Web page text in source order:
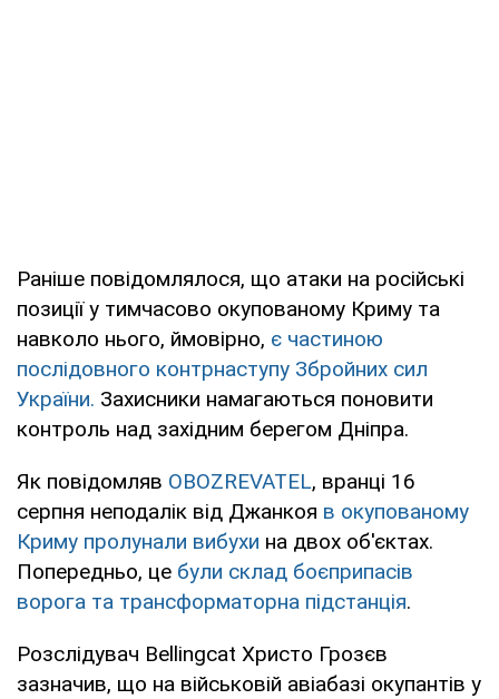
Раніше повідомлялося, що атаки на російські
позиції у тимчасово окупованому Криму та
навколо нього, ймовірно, є частиною
послідовного контрнаступу Збройних сил
України. Захисники намагаються поновити
контроль над західним берегом Дніпра.
Як повідомляв OBOZREVATEL, вранці 16
серпня неподалік від Джанкоя в окупованому
Криму пролунали вибухи на двох об'єктах.
Попередньо, це були склад боєприпасів
ворога та трансформаторна підстанція.
Розслідувач Bellingcat Христо Грозєв
зазначив, що на військовій авіабазі окупантів у